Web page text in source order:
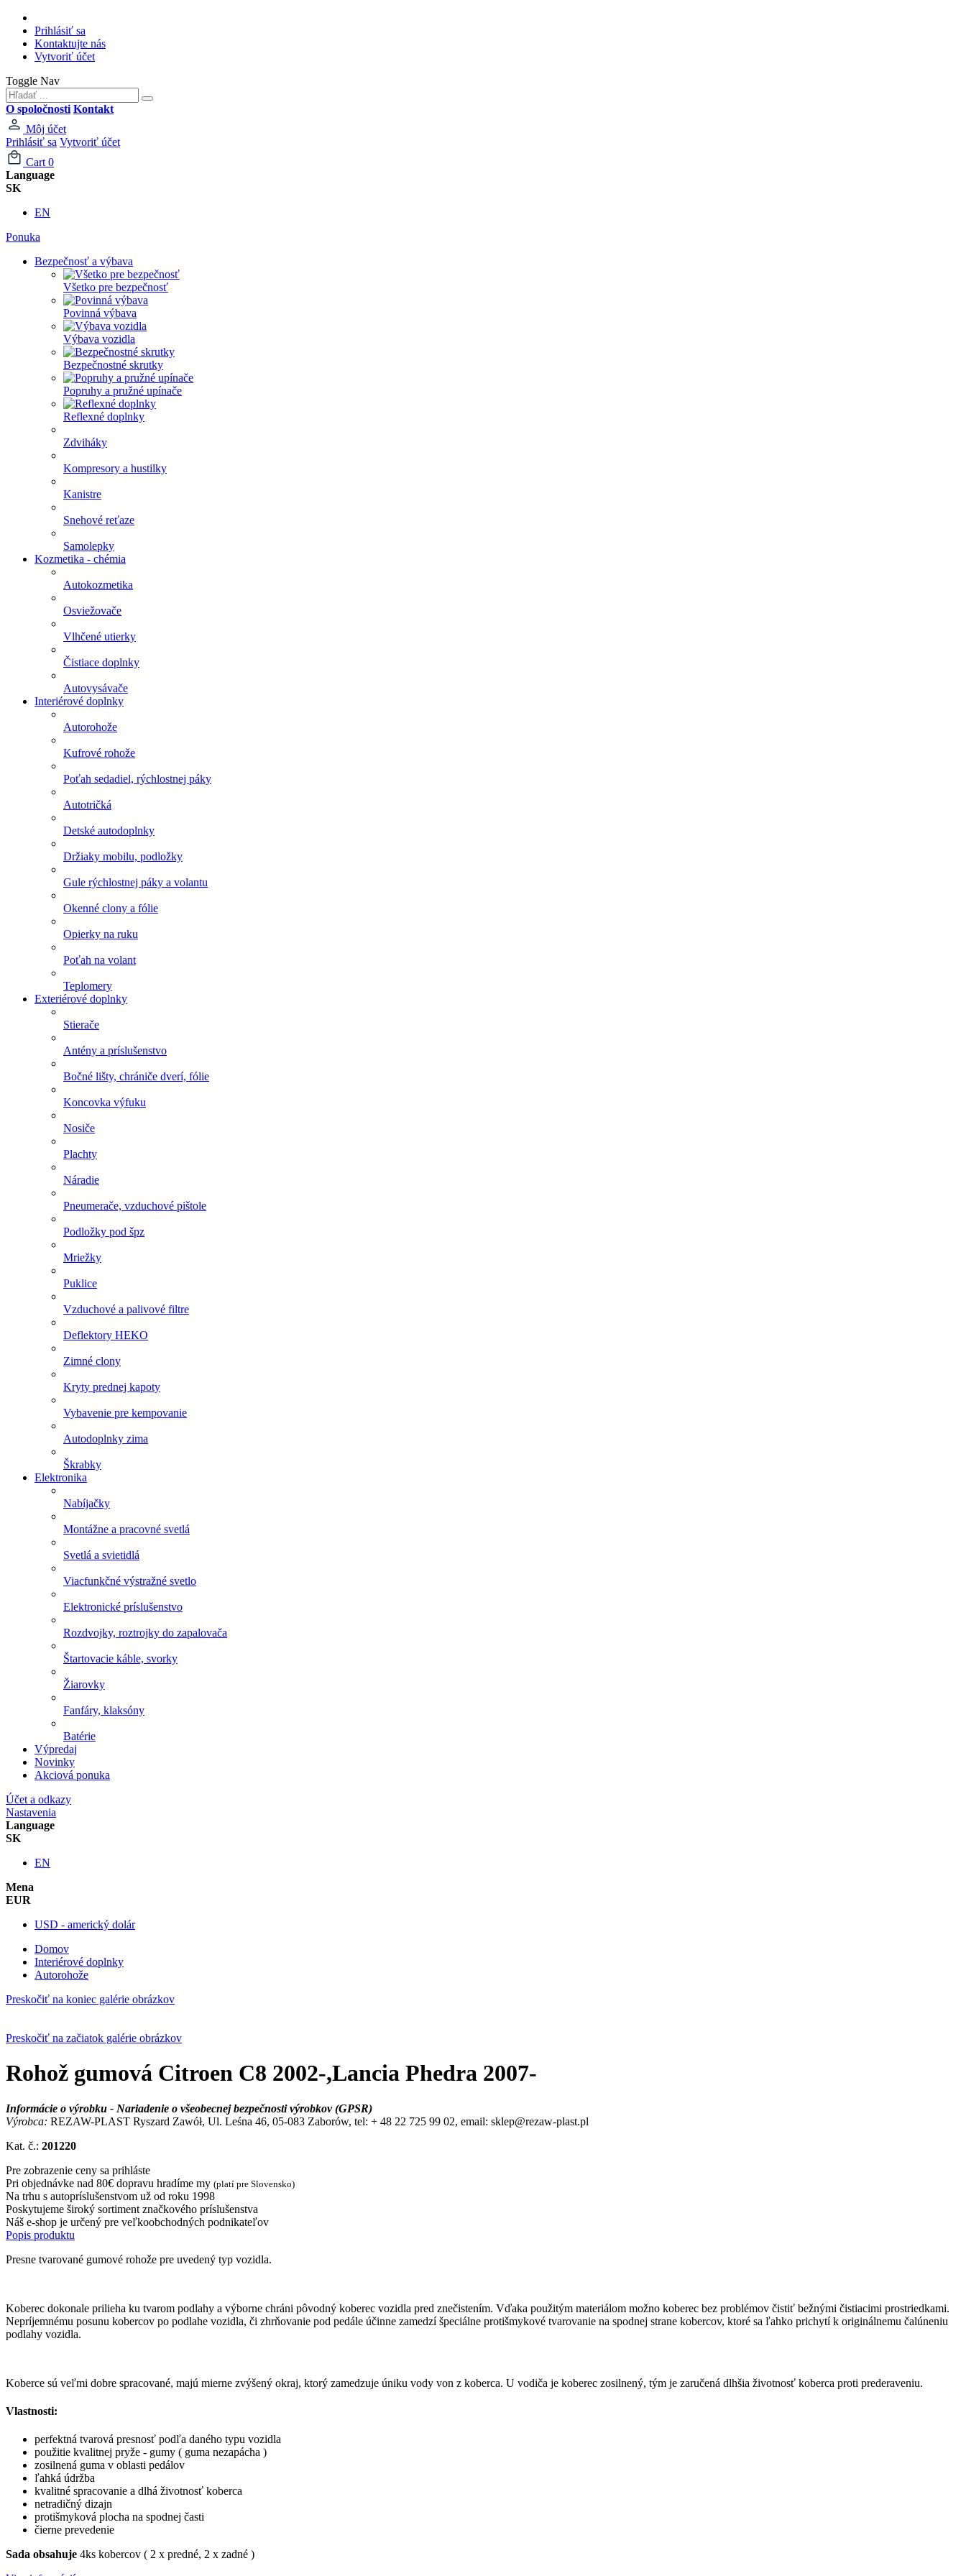
Prihlásiť sa
Kontaktujte nás
Vytvoriť účet
Toggle Nav
O spoločnosti Kontakt
Môj účet
Prihlásiť sa Vytvoriť účet
Cart 0
Language
SK
EN
Ponuka
Bezpečnosť a výbava
Všetko pre bezpečnosť
Povinná výbava
Výbava vozidla
Bezpečnostné skrutky
Popruhy a pružné upínače
Reflexné doplnky
Zdviháky
Kompresory a hustilky
Kanistre
Snehové reťaze
Samolepky
Kozmetika - chémia
Autokozmetika
Osviežovače
Vlhčené utierky
Čistiace doplnky
Autovysávače
Interiérové doplnky
Autorohože
Kufrové rohože
Poťah sedadiel, rýchlostnej páky
Autotričká
Detské autodoplnky
Držiaky mobilu, podložky
Gule rýchlostnej páky a volantu
Okenné clony a fólie
Opierky na ruku
Poťah na volant
Teplomery
Exteriérové doplnky
Stierače
Antény a príslušenstvo
Bočné lišty, chrániče dverí, fólie
Koncovka výfuku
Nosiče
Plachty
Náradie
Pneumerače, vzduchové pištole
Podložky pod špz
Mriežky
Puklice
Vzduchové a palivové filtre
Deflektory HEKO
Zimné clony
Kryty prednej kapoty
Vybavenie pre kempovanie
Autodoplnky zima
Škrabky
Elektronika
Nabíjačky
Montážne a pracovné svetlá
Svetlá a svietidlá
Viacfunkčné výstražné svetlo
Elektronické príslušenstvo
Rozdvojky, roztrojky do zapalovača
Štartovacie káble, svorky
Žiarovky
Fanfáry, klaksóny
Batérie
Výpredaj
Novinky
Akciová ponuka
Účet a odkazy
Nastavenia
Language
SK
EN
Mena
EUR
USD - americký dolár
Domov
Interiérové doplnky
Autorohože
Preskočiť na koniec galérie obrázkov
Preskočiť na začiatok galérie obrázkov
Rohož gumová Citroen C8 2002-,Lancia Phedra 2007-
Informácie o výrobku - Nariadenie o všeobecnej bezpečnosti výrobkov (GPSR)
Výrobca: REZAW-PLAST Ryszard Zawół, Ul. Leśna 46, 05-083 Zaborów, tel: + 48 22 725 99 02, email: sklep@rezaw-plast.pl
Kat. č.: 201220
Pre zobrazenie ceny sa prihláste
Pri objednávke nad 80€ dopravu hradíme my (platí pre Slovensko)
Na trhu s autopríslušenstvom už od roku 1998
Poskytujeme široký sortiment značkového príslušenstva
Náš e-shop je určený pre veľkoobchodných podnikateľov
Popis produktu
Presne tvarované gumové rohože pre uvedený typ vozidla.
Koberec dokonale prilieha ku tvarom podlahy a výborne chráni pôvodný koberec vozidla pred znečistením. Vďaka použitým materiálom možno koberec bez problémov čistiť bežnými čistiacimi prostriedkami.
Nepríjemnému posunu kobercov po podlahe vozidla, či zhrňovanie pod pedále účinne zamedzí špeciálne protišmykové tvarovanie na spodnej strane kobercov, ktoré sa ľahko prichytí k originálnemu čalúneniu
podlahy vozidla.
Koberce sú veľmi dobre spracované, majú mierne zvýšený okraj, ktorý zamedzuje úniku vody von z koberca. U vodiča je koberec zosilnený, tým je zaručená dlhšia životnosť koberca proti prederaveniu.
Vlastnosti:
perfektná tvarová presnosť podľa daného typu vozidla
použitie kvalitnej pryže - gumy ( guma nezapácha )
zosilnená guma v oblasti pedálov
ľahká údržba
kvalitné spracovanie a dlhá životnosť koberca
netradičný dizajn
protišmyková plocha na spodnej časti
čierne prevedenie
Sada obsahuje 4ks kobercov ( 2 x predné, 2 x zadné )